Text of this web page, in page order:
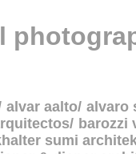
alvar aalto alvaro
barozzi
sumi